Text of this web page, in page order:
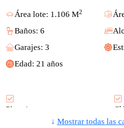
Área lote: 1.106 M2
Baños: 6
Garajes: 3
Edad: 21 años
Piso: 1
↓ Mostrar todas las